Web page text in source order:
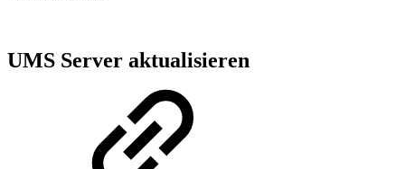
UMS Server aktualisieren